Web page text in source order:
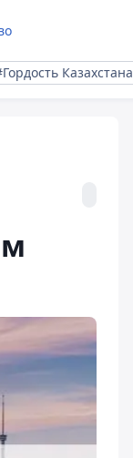
Казахстана